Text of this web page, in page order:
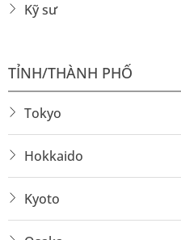
Kỹ sư
TỈNH/THÀNH PHỐ
Tokyo
Hokkaido
Kyoto